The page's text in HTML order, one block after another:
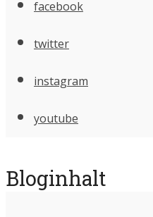
facebook
twitter
instagram
youtube
Bloginhalt